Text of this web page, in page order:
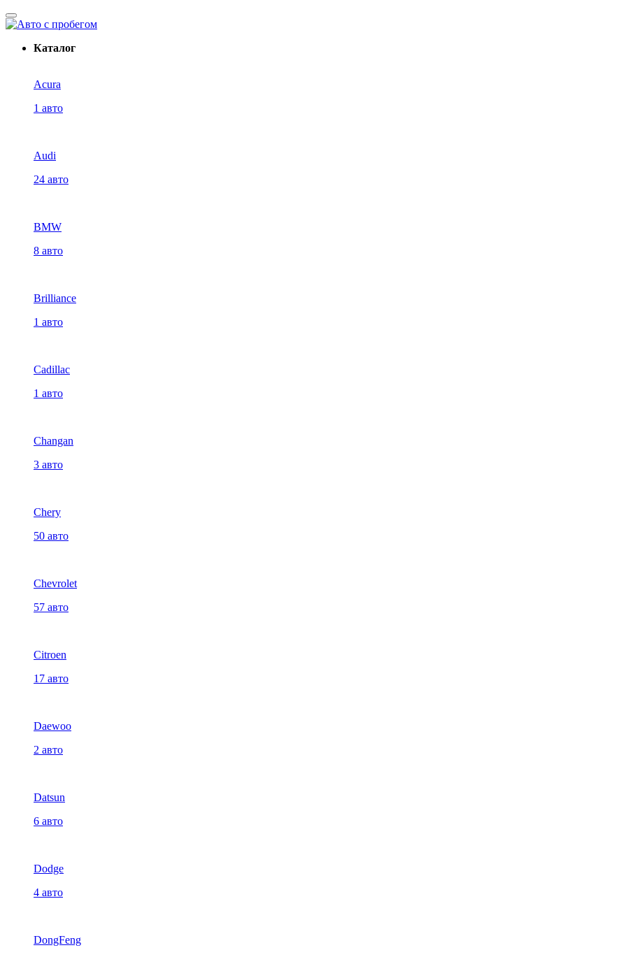
Каталог
Acura
1 авто
Audi
24 авто
BMW
8 авто
Brilliance
1 авто
Cadillac
1 авто
Changan
3 авто
Chery
50 авто
Chevrolet
57 авто
Citroen
17 авто
Daewoo
2 авто
Datsun
6 авто
Dodge
4 авто
DongFeng